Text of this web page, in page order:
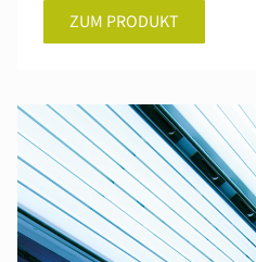
ZUM PRODUKT